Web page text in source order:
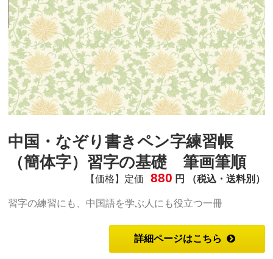
中国・なぞり書きペン字練習帳
（簡体字）習字の基礎 筆画筆順
【価格】定価 880 円 （税込・送料別）
習字の練習にも、中国語を学ぶ人にも役立つ一冊
詳細ページはこちら